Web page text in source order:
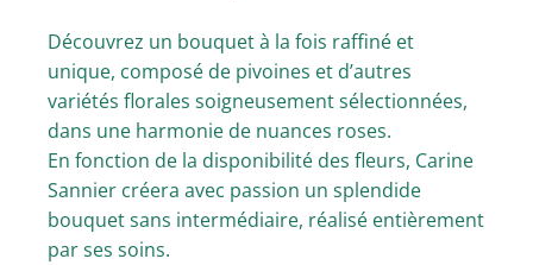
Découvrez un bouquet à la fois raffiné et
unique, composé de pivoines et d’autres
variétés florales soigneusement sélectionnées,
dans une harmonie de nuances roses.
En fonction de la disponibilité des fleurs, Carine
Sannier créera avec passion un splendide
bouquet sans intermédiaire, réalisé entièrement
par ses soins.